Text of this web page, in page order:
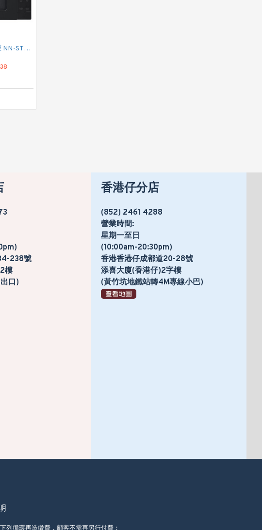
GERMAN POOL 德國寶 EVB-120 焗爐
PANASONIC 樂聲 NN-ST22QB 座檯式微波爐
238號
樓
口)
香港仔分店
(852) 2461 4288
營業時間:
星期一至日
(10:00am-20:30pm)
香港香港仔成都道20-28號
添喜大廈(香港仔)2字樓
(黃竹坑地鐵站轉4M專線小巴)